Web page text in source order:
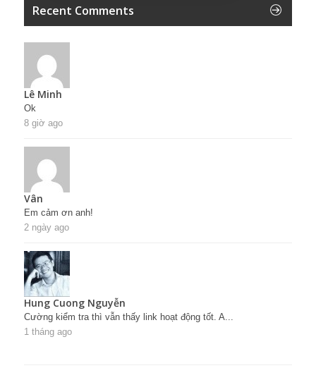
Recent Comments
Lê Minh
Ok
8 giờ ago
Vân
Em cảm ơn anh!
2 ngày ago
Hung Cuong Nguyễn
Cường kiểm tra thì vẫn thấy link hoạt động tốt. A...
1 tháng ago